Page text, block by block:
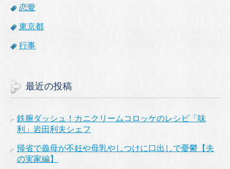
恋愛
東京都
行事
最近の投稿
鉄腕ダッシュ！カニクリームコロッケのレシピ「味
利」岩田利夫シェフ
帰省で義母が不妊や母乳やしつけに口出しで憂鬱【夫
の実家編】